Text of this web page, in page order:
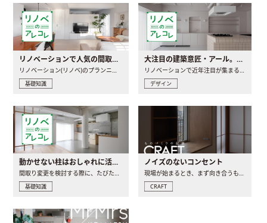
リノベーションで人気の間取りとは？トレンドの間取りと実例を徹底解説
リノベーション(リノベ)のプランニングで一番最初に決めるのは..
基礎知識
大注目の建築意匠・アール。人気の理由と空間に取り入れるポイント
リノベーションで近年注目が集まる建築意匠の一つであるアール..
デザイン
動かせない柱はおしゃれに活用！柱を魅せるリノベーション(リノベ)4選
間取り変更を検討する際に、たびたび皆さんの頭を悩ませる動か..
基礎知識
ノイズのないコンセント
現場が始まるとき、まず向き合うものの一つがコンセントです..
CRAFT